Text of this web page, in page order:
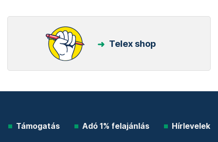
Telex shop
Támogatás Adó 1% felajánlás Hírlevelek